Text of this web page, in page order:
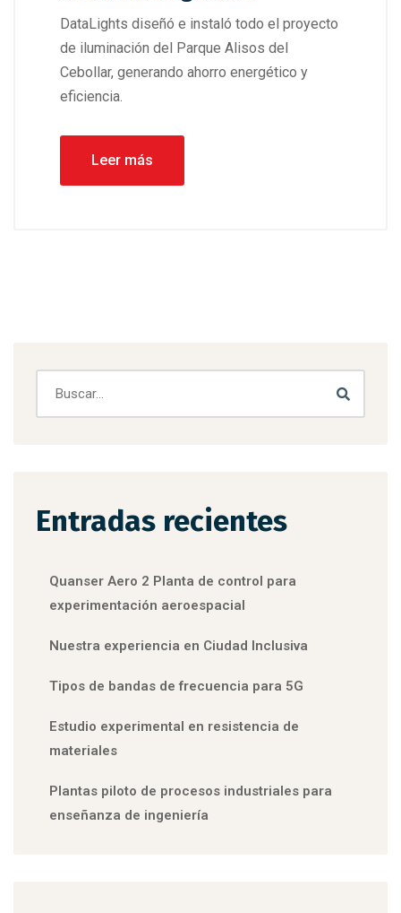
DataLights diseñó e instaló todo el proyecto
de iluminación del Parque Alisos del
Cebollar, generando ahorro energético y
eficiencia.
Leer más
Entradas recientes
Quanser Aero 2 Planta de control para
experimentación aeroespacial
Nuestra experiencia en Ciudad Inclusiva
Tipos de bandas de frecuencia para 5G
Estudio experimental en resistencia de
materiales
Plantas piloto de procesos industriales para
enseñanza de ingeniería